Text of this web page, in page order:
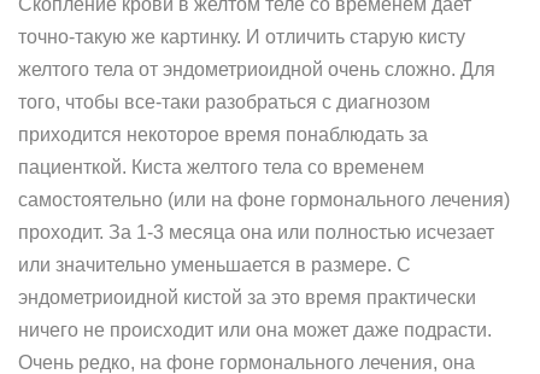
Скопление крови в желтом теле со временем дает
точно-такую же картинку. И отличить старую кисту
желтого тела от эндометриоидной очень сложно. Для
того, чтобы все-таки разобраться с диагнозом
приходится некоторое время понаблюдать за
пациенткой. Киста желтого тела со временем
самостоятельно (или на фоне гормонального лечения)
проходит. За 1-3 месяца она или полностью исчезает
или значительно уменьшается в размере. С
эндометриоидной кистой за это время практически
ничего не происходит или она может даже подрасти.
Очень редко, на фоне гормонального лечения, она